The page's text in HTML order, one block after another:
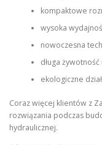
kompaktowe
wysoka
nowoczesna
długa
ekologiczne
Coraz więcej klientów z
rozwiązania podczas
hydraulicznej.